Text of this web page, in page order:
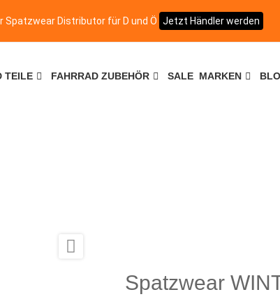
Spatzwear Distributor für D und Ö Jetzt Händler werden
TEILE FAHRRAD ZUBEHÖR SALE MARKEN

Spatzwear